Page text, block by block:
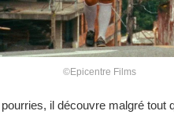
©Epicentre Films
il découvre malgré